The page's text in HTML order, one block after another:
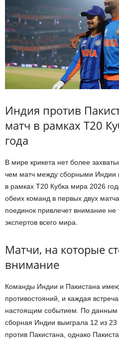
Индия против
матч в рамках Т20
года
В мире крикета нет более
чем матч между сборными Индии
в рамках T20 Кубка мира 2026
обеих команд в первых двух
поединок привлечет внимание не
экспертов всего мира.
Матчи, на которые
внимание
Команды Индии и Пакистана
противостояний, и каждая
настоящим событием. По данным
сборная Индии выиграла 12 из
против Пакистана, однако